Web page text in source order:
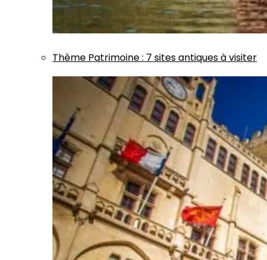
Thème Patrimoine: 7 sites antiques à visiter